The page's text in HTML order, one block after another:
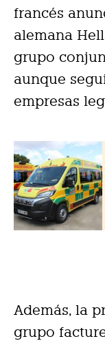
francés
alemana
grupo
aunque
empresas
Además, la
grupo